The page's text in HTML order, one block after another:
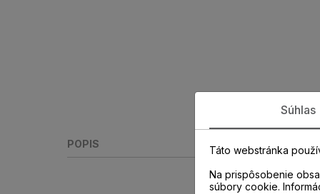
POPIS
Súhlas
Táto webstránka
Na prispôsobenie
súbory cookie.